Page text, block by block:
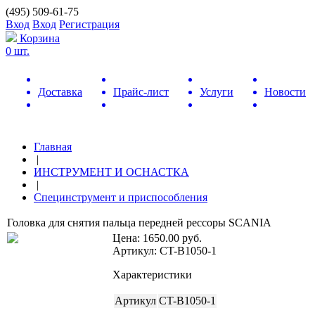
(495) 509-61-75
Вход Вход Регистрация
Корзина
0 шт.
Доставка Прайс-лист Услуги Новости
Главная
|
ИНСТРУМЕНТ И ОСНАСТКА
|
Специнструмент и приспособления
Головка для снятия пальца передней рессоры SCANIA
Цена: 1650.00 руб.
Артикул: CT-B1050-1
Характеристики
Артикул CT-B1050-1